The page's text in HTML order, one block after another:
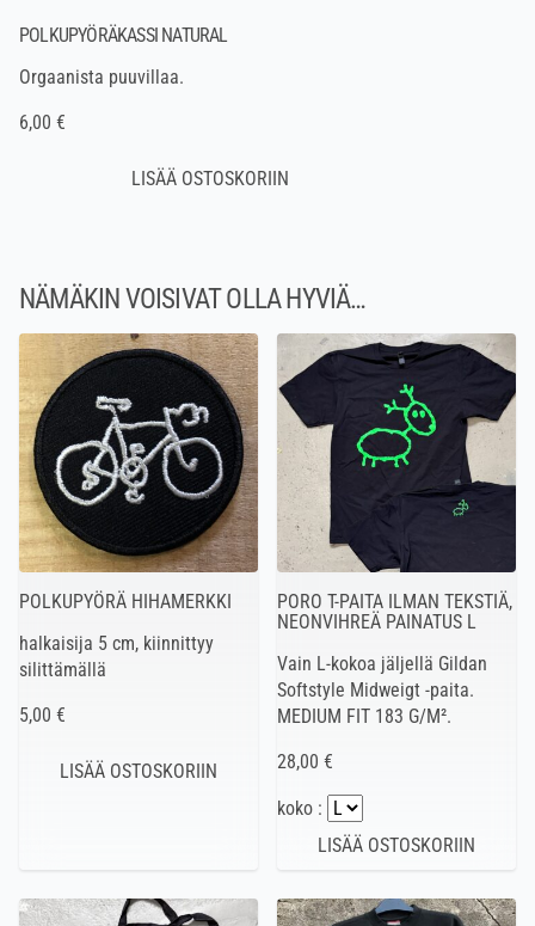
POLKUPYÖRÄKASSI NATURAL
Orgaanista puuvillaa.
6,00 €
NÄMÄKIN VOISIVAT OLLA HYVIÄ…
POLKUPYÖRÄ HIHAMERKKI
halkaisija 5 cm, kiinnittyy
silittämällä
5,00 €
PORO T-PAITA ILMAN TEKSTIÄ,
NEONVIHREÄ PAINATUS L
Vain L-kokoa jäljellä Gildan
Softstyle Midweigt -paita.
MEDIUM FIT 183 G/M².
28,00 €
koko :